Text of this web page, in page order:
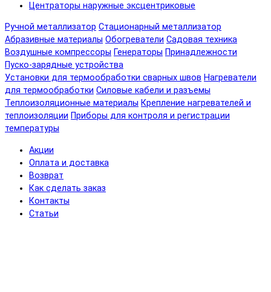
Центраторы наружные эксцентриковые
Ручной металлизатор Стационарный металлизатор
Абразивные материалы Обогреватели Садовая техника
Воздушные компрессоры Генераторы Принадлежности
Пуско-зарядные устройства
Установки для термообработки сварных швов Нагреватели
для термообработки Силовые кабели и разъемы
Теплоизоляционные материалы Крепление нагревателей и
теплоизоляции Приборы для контроля и регистрации
температуры
Акции
Оплата и доставка
Возврат
Как сделать заказ
Контакты
Статьи